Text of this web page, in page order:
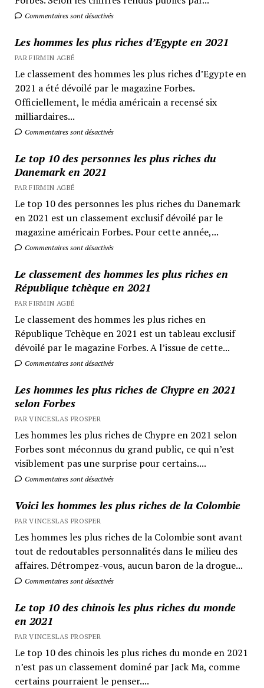
Commentaires sont désactivés
Les hommes les plus riches d’Egypte en 2021
PAR FIRMIN AGBÉ
Le classement des hommes les plus riches d’Egypte en
2021 a été dévoilé par le magazine Forbes.
Officiellement, le média américain a recensé six
milliardaires...
Commentaires sont désactivés
Le top 10 des personnes les plus riches du
Danemark en 2021
PAR FIRMIN AGBÉ
Le top 10 des personnes les plus riches du Danemark
en 2021 est un classement exclusif dévoilé par le
magazine américain Forbes. Pour cette année,...
Commentaires sont désactivés
Le classement des hommes les plus riches en
République tchèque en 2021
PAR FIRMIN AGBÉ
Le classement des hommes les plus riches en
République Tchèque en 2021 est un tableau exclusif
dévoilé par le magazine Forbes. A l’issue de cette...
Commentaires sont désactivés
Les hommes les plus riches de Chypre en 2021
selon Forbes
PAR VINCESLAS PROSPER
Les hommes les plus riches de Chypre en 2021 selon
Forbes sont méconnus du grand public, ce qui n’est
visiblement pas une surprise pour certains....
Commentaires sont désactivés
Voici les hommes les plus riches de la Colombie
PAR VINCESLAS PROSPER
Les hommes les plus riches de la Colombie sont avant
tout de redoutables personnalités dans le milieu des
affaires. Détrompez-vous, aucun baron de la drogue...
Commentaires sont désactivés
Le top 10 des chinois les plus riches du monde
en 2021
PAR VINCESLAS PROSPER
Le top 10 des chinois les plus riches du monde en 2021
n’est pas un classement dominé par Jack Ma, comme
certains pourraient le penser....